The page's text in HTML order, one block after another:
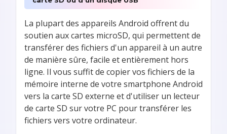
La plupart des appareils Android offrent du
soutien aux cartes microSD, qui permettent de
transférer des fichiers d'un appareil à un autre
de manière sûre, facile et entièrement hors
ligne. Il vous suffit de copier vos fichiers de la
mémoire interne de votre smartphone Android
vers la carte SD externe et d'utiliser un lecteur
de carte SD sur votre PC pour transférer les
fichiers vers votre ordinateur.